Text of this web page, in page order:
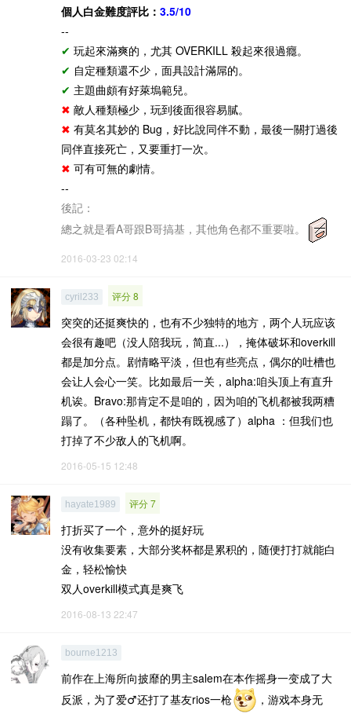
個人白金難度評比： 3.5/10
--
✔ 玩起來滿爽的，尤其 OVERKILL 殺起來很過癮。
✔ 自定種類還不少，面具設計滿屌的。
✔ 主題曲頗有好萊塢範兒。
✖ 敵人種類極少，玩到後面很容易膩。
✖ 有莫名其妙的 Bug，好比說同伴不動，最後一關打過後
同伴直接死亡，又要重打一次。
✖ 可有可無的劇情。
--
後記：
總之就是看A哥跟B哥搞基，其他角色都不重要啦。
2016-03-23 02:14
cyril233 评分 8
突突的还挺爽快的，也有不少独特的地方，两个人玩应该
会很有趣吧（没人陪我玩，简直...），掩体破坏和overkill
都是加分点。剧情略平淡，但也有些亮点，偶尔的吐槽也
会让人会心一笑。比如最后一关，alpha:咱头顶上有直升
机诶。Bravo:那肯定不是咱的，因为咱的飞机都被我两糟
蹋了。（各种坠机，都快有既视感了）alpha ：但我们也
打掉了不少敌人的飞机啊。
2016-05-15 12:48
hayate1989 评分 7
打折买了一个，意外的挺好玩
没有收集要素，大部分奖杯都是累积的，随便打打就能白
金，轻松愉快
双人overkill模式真是爽飞
2016-08-13 22:47
bourne1213
前作在上海所向披靡的男主salem在本作摇身一变成了大
反派，为了爱♂还打了基友rios一枪
，游戏本身无